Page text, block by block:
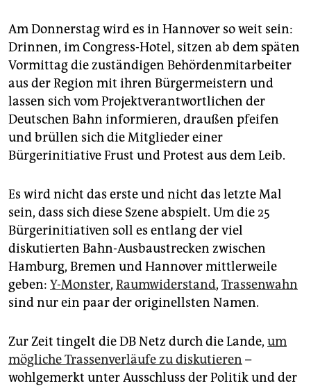
abo
genossenschaft
epaper login
Am Donnerstag wird es in Hannover so weit sein:
Drinnen, im Congress-Hotel, sitzen ab dem späten
Vormittag die zuständigen Behördenmitarbeiter
aus der Region mit ihren Bürgermeistern und
lassen sich vom Projektverantwortlichen der
Deutschen Bahn informieren, draußen pfeifen
und brüllen sich die Mitglieder einer
Bürgerinitiative Frust und Protest aus dem Leib.
Es wird nicht das erste und nicht das letzte Mal
sein, dass sich diese Szene abspielt. Um die 25
Bürgerinitiativen soll es entlang der viel
diskutierten Bahn-Ausbaustrecken zwischen
Hamburg, Bremen und Hannover mittlerweile
geben: Y-Monster, Raumwiderstand, Trassenwahn
sind nur ein paar der originellsten Namen.
Zur Zeit tingelt die DB Netz durch die Lande, um
mögliche Trassenverläufe zu diskutieren –
wohlgemerkt unter Ausschluss der Politik und der